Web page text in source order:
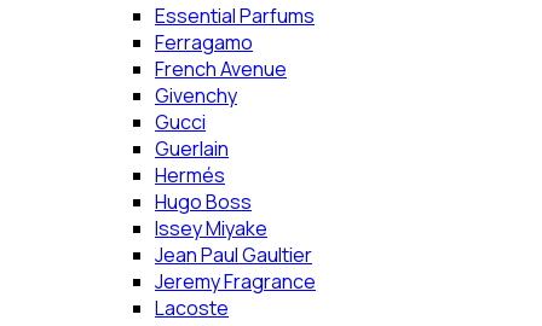
Essential Parfums
Ferragamo
French Avenue
Givenchy
Gucci
Guerlain
Hermés
Hugo Boss
Issey Miyake
Jean Paul Gaultier
Jeremy Fragrance
Lacoste